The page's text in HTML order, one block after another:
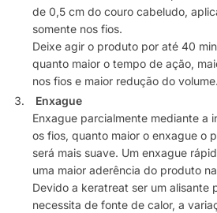
de 0,5 cm do couro cabeludo,
somente nos fios.
Deixe agir o produto por até 40
quanto maior o tempo de ação,
nos fios e maior redução do volume.
Enxague
Enxague parcialmente mediante a
os fios, quanto maior o enxague o
será mais suave. Um enxague
uma maior aderência do produto
Devido a keratreat ser um alisante
necessita de fonte de calor, a